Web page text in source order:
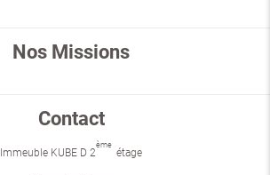
Nos Missions
Contact
Immeuble KUBE D 2
ème
étage